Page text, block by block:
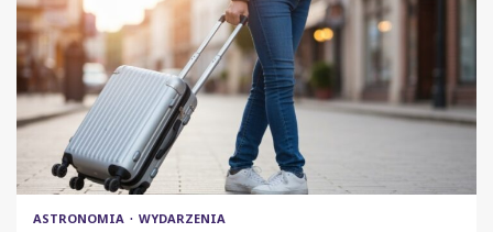
ASTRONOMIA WYDARZENIA